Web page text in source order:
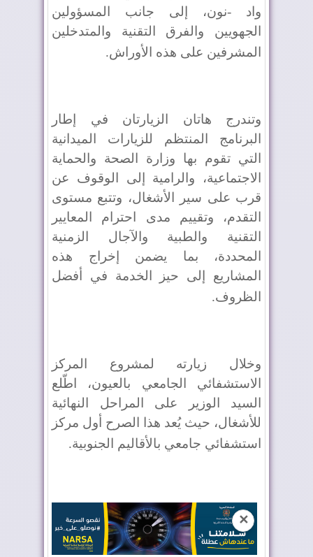
واد -نون، إلى جانب المسؤولين
الجهويين والفرق التقنية والمتدخلين
المشرفين على هذه الأوراش.
وتندرج هاتان الزيارتان في إطار
البرنامج المنتظم للزيارات الميدانية
التي تقوم بها وزارة الصحة والحماية
الاجتماعية، والرامية إلى الوقوف عن
قرب على سير الأشغال، وتتبع مستوى
التقدم، وتقييم مدى احترام المعايير
التقنية والطبية والآجال الزمنية
المحددة، بما يضمن إخراج هذه
المشاريع إلى حيز الخدمة في أفضل
الظروف.
وخلال زيارته لمشروع المركز
الاستشفائي الجامعي بالعيون، اطّلع
السيد الوزير على المراحل النهائية
للأشغال، حيث يُعد هذا الصرح أول مركز
استشفائي جامعي بالأقاليم الجنوبية.
✕